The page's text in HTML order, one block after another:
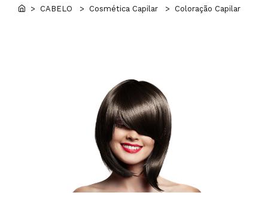
Professional Wear
> CABELO > Cosmética Capilar > Coloração Capilar